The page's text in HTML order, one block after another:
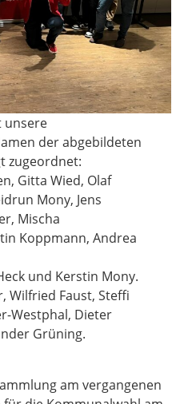
unsere
der abgebildeten
zugeordnet:
Gitta Wied, Olaf
Mony, Jens
Mischa
Koppmann, Andrea
und Kerstin Mony.
Wilfried Faust, Steffi
Westphal, Dieter
Grüning.
am vergangenen